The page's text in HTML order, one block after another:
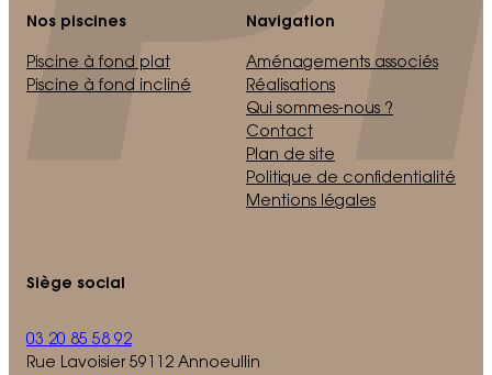
Nos piscines
Piscine à fond plat
Piscine à fond incliné
Navigation
Aménagements associés
Réalisations
Qui sommes-nous ?
Contact
Plan de site
Politique de confidentialité
Mentions légales
Siège social
03 20 85 58 92
Rue Lavoisier 59112 Annoeullin